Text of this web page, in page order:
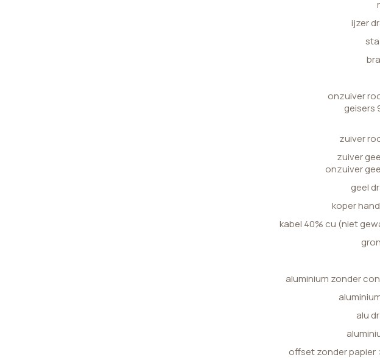
ijzer
onzuiver
geisers
zuiver
zuiver
onzuiver
geel
koper
kabel 40% cu (niet
aluminium zonder
alu
offset zonder papier